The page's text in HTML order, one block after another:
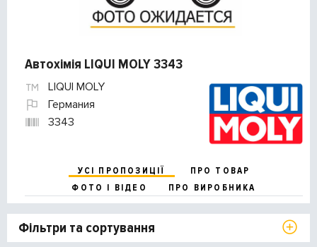
Автохімія LIQUI MOLY 3343
LIQUI MOLY
Германия
3343
УСІ ПРОПОЗИЦІЇ
ПРО ТОВАР
ФОТО І ВІДЕО
ПРО ВИРОБНИКА
Фільтри та сортування